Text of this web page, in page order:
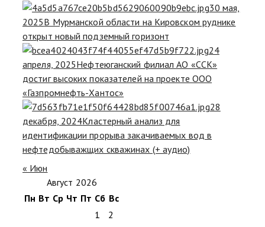
30 мая,
2025В Мурманской области на Кировском руднике
открыт новый подземный горизонт
24
апреля, 2025Нефтеюганский филиал АО «ССК»
достиг высоких показателей на проекте ООО
«Газпромнефть-Хантос»
28
декабря, 2024Кластерный анализ для
идентификации прорыва закачиваемых вод в
нефтедобыважщих скважинах (+ аудио)
« Июн
Август 2026
Пн Вт Ср Чт Пт Сб Вс
1
2